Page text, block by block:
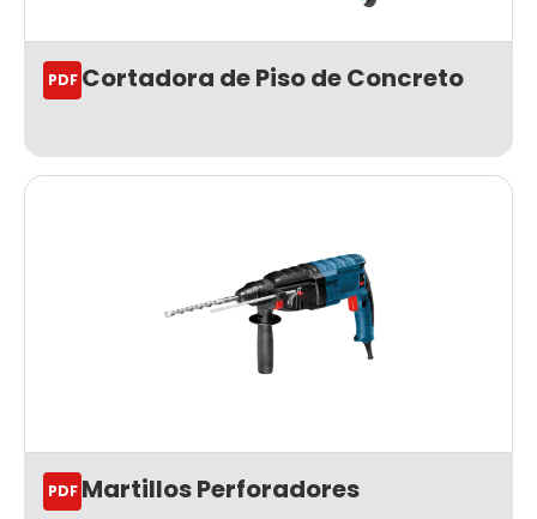
PDF Cortadora de Piso de Concreto
PDF Martillos Perforadores